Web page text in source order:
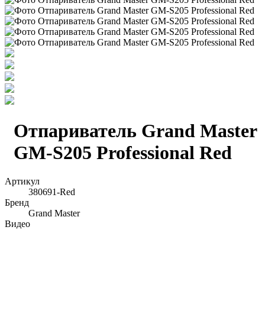
Отпариватель Grand Master
GM-S205 Professional Red
Артикул
380691-Red
Бренд
Grand Master
Видео